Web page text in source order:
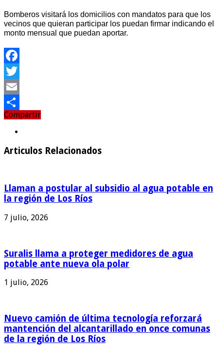
Bomberos visitará los domicilios con mandatos para que los
vecinos que quieran participar los puedan firmar indicando el
monto mensual que puedan aportar.
Facebook
Twitter
Email
Compartir
Compartir
Articulos Relacionados
Llaman a postular al subsidio al agua potable en
la región de Los Ríos
7 julio, 2026
Suralis llama a proteger medidores de agua
potable ante nueva ola polar
1 julio, 2026
Nuevo camión de última tecnología reforzará
mantención del alcantarillado en once comunas
de la región de Los Ríos